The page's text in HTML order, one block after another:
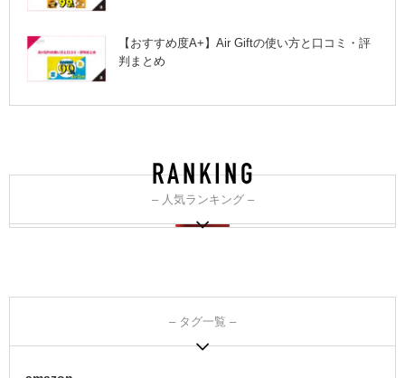
【おすすめ度A+】Air Giftの使い方と口コミ・評
判まとめ
– 人気ランキング –
– タグ一覧 –